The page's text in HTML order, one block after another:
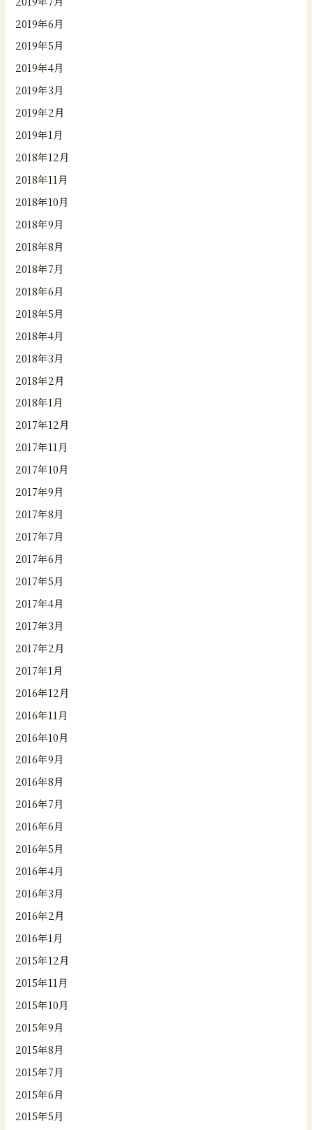
2019年6月
2019年5月
2019年4月
2019年3月
2019年2月
2019年1月
2018年12月
2018年11月
2018年10月
2018年9月
2018年8月
2018年7月
2018年6月
2018年5月
2018年4月
2018年3月
2018年2月
2018年1月
2017年12月
2017年11月
2017年10月
2017年9月
2017年8月
2017年7月
2017年6月
2017年5月
2017年4月
2017年3月
2017年2月
2017年1月
2016年12月
2016年11月
2016年10月
2016年9月
2016年8月
2016年7月
2016年6月
2016年5月
2016年4月
2016年3月
2016年2月
2016年1月
2015年12月
2015年11月
2015年10月
2015年9月
2015年8月
2015年7月
2015年6月
2015年5月